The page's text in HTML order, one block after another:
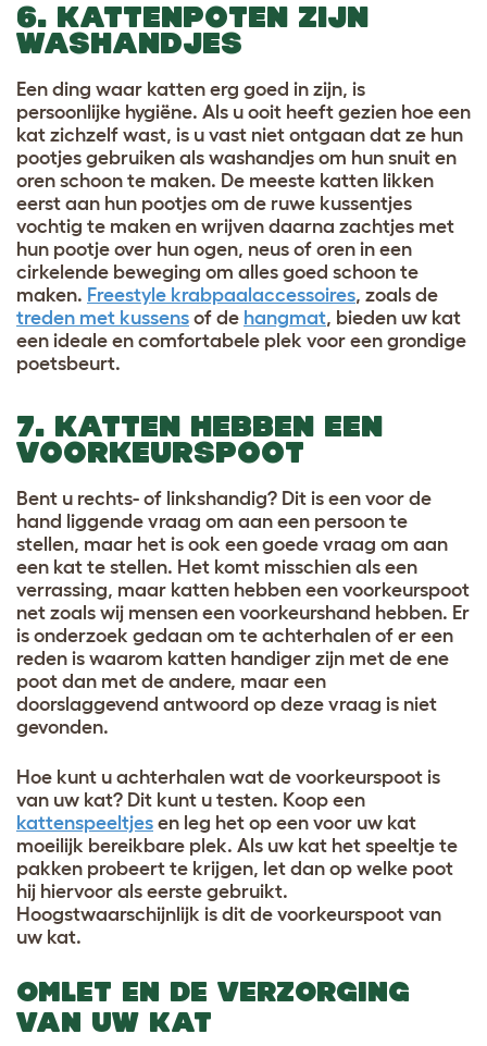
6. KATTENPOTEN ZIJN
WASHANDJES
Een ding waar katten erg goed in zijn, is
persoonlijke hygiëne. Als u ooit heeft gezien hoe een
kat zichzelf wast, is u vast niet ontgaan dat ze hun
pootjes gebruiken als washandjes om hun snuit en
oren schoon te maken. De meeste katten likken
eerst aan hun pootjes om de ruwe kussentjes
vochtig te maken en wrijven daarna zachtjes met
hun pootje over hun ogen, neus of oren in een
cirkelende beweging om alles goed schoon te
maken. Freestyle krabpaalaccessoires, zoals de
treden met kussens of de hangmat, bieden uw kat
een ideale en comfortabele plek voor een grondige
poetsbeurt.
7. KATTEN HEBBEN EEN
VOORKEURSPOOT
Bent u rechts- of linkshandig? Dit is een voor de
hand liggende vraag om aan een persoon te
stellen, maar het is ook een goede vraag om aan
een kat te stellen. Het komt misschien als een
verrassing, maar katten hebben een voorkeurspoot
net zoals wij mensen een voorkeurshand hebben. Er
is onderzoek gedaan om te achterhalen of er een
reden is waarom katten handiger zijn met de ene
poot dan met de andere, maar een
doorslaggevend antwoord op deze vraag is niet
gevonden.
Hoe kunt u achterhalen wat de voorkeurspoot is
van uw kat? Dit kunt u testen. Koop een
kattenspeeltjes en leg het op een voor uw kat
moeilijk bereikbare plek. Als uw kat het speeltje te
pakken probeert te krijgen, let dan op welke poot
hij hiervoor als eerste gebruikt.
Hoogstwaarschijnlijk is dit de voorkeurspoot van
uw kat.
OMLET EN DE VERZORGING
VAN UW KAT